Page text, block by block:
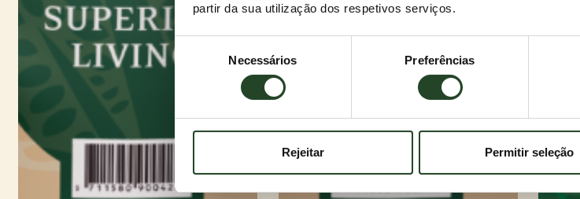
partir da sua utilização dos respetivos serviços.
Seleção
de
consentimento
Necessários Preferências
Rejeitar Permitir seleção